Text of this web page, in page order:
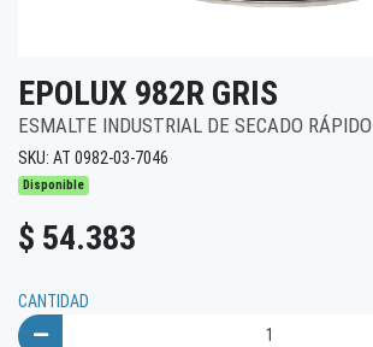
EPOLUX 982R GRIS
ESMALTE INDUSTRIAL DE SECADO RÁPIDO
SKU: AT 0982-03-7046
Disponible
$ 54.383
CANTIDAD